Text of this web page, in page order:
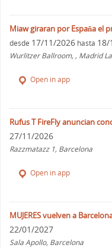
Miaw giraran por España el
desde 17/11/2026 hasta 18/
Wurlitzer Ballroom, , Madrid
Open in app
Rufus T FireFly anuncian
27/11/2026
Razzmatazz 1, Barcelona
Open in app
MUJERES vuelven a
22/01/2027
Sala Apollo, Barcelona